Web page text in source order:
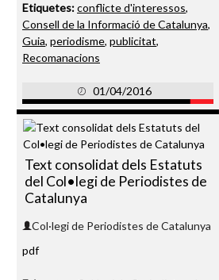
Etiquetes:conflicte d'interessos,
Consell de la Informació de Catalunya,
Guia, periodisme, publicitat,
Recomanacions
01/04/2016
Text consolidat dels Estatuts
del Col•legi de Periodistes de
Catalunya
Col·legi de Periodistes de Catalunya
pdf